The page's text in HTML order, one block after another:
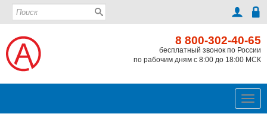
8 800-302-40-65
бесплатный звонок по России
по рабочим дням с 8:00 до 18:00 МСК